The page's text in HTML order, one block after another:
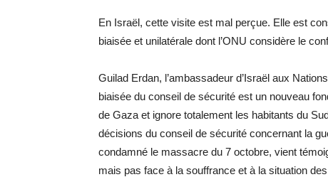
En Israël, cette visite est mal perçue. Elle est
biaisée et unilatérale dont l’ONU considère le
Guilad Erdan, l’ambassadeur d’Israël aux
biaisée du conseil de sécurité est un nouveau
de Gaza et ignore totalement les habitants du
décisions du conseil de sécurité concernant la
condamné le massacre du 7 octobre, vient
mais pas face à la souffrance et à la situation